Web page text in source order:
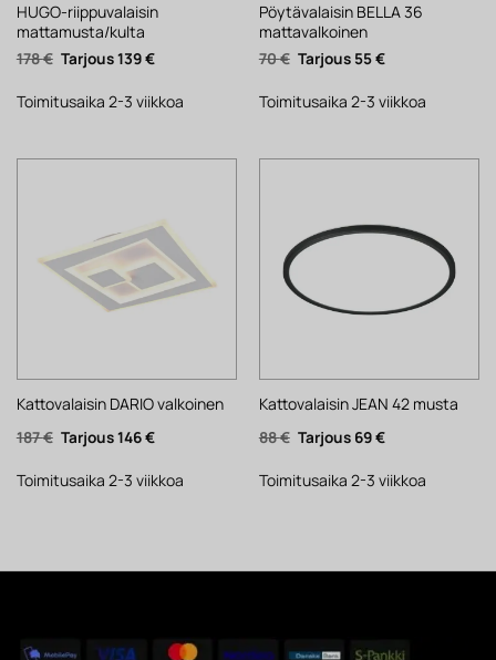
HUGO-riippuvalaisin
mattamusta/kulta
178€ Alkuperäinen
hinta
178 €.
139€Nykyinen
139 €.
Toimitusaika 2-3 viikkoa
Pöytävalaisin BELLA 36
mattavalkoinen
70€ Alkuperäinen
hinta
70 €.
55€Nykyinen
55 €.
Toimitusaika 2-3 viikkoa
Kattovalaisin DARIO valkoinen
187€ Alkuperäinen
hinta
187 €.
146€Nykyinen
146 €.
Toimitusaika 2-3 viikkoa
Kattovalaisin JEAN 42 musta
88€ Alkuperäinen
hinta
88 €.
69€Nykyinen
69 €.
Toimitusaika 2-3 viikkoa